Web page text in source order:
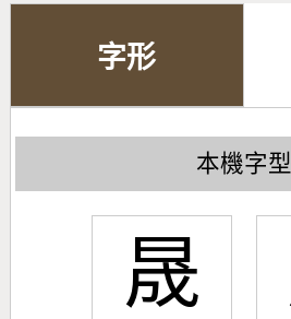
字形
本機字型
晟